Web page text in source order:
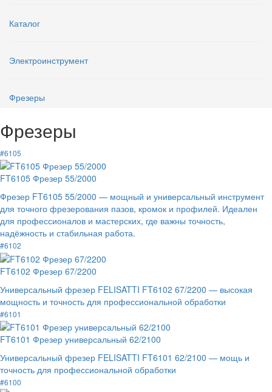
Каталог
Электроинструмент
Фрезеры
Фрезеры
#6105
FT6105 Фрезер 55/2000
Фрезер FT6105 55/2000 — мощный и универсальный инструмент
для точного фрезерования пазов, кромок и профилей. Идеален
для профессионалов и мастерских, где важны точность,
надёжность и стабильная работа.
#6102
FT6102 Фрезер 67/2200
Универсальный фрезер FELISATTI FT6102 67/2200 — высокая
мощность и точность для профессиональной обработки
#6101
FT6101 Фрезер универсальный 62/2100
Универсальный фрезер FELISATTI FT6101 62/2100 — мощь и
точность для профессиональной обработки
#6100